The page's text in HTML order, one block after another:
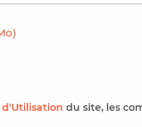
d'Utilisation du site, les